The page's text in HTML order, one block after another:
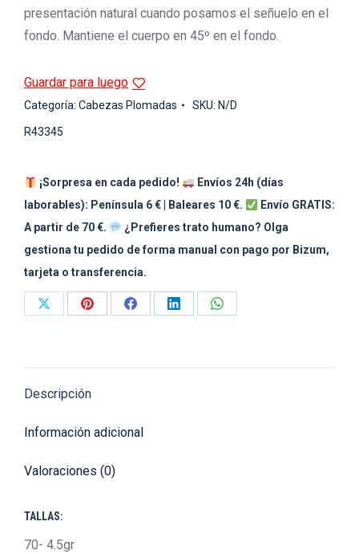
presentación natural cuando posamos el señuelo en el
fondo. Mantiene el cuerpo en 45º en el fondo.
Guardar para luego
Categoría: Cabezas Plomadas SKU: N/D
R43345
¡Sorpresa en cada pedido!
Envíos 24h (días
laborables): Península 6 € | Baleares 10 €.
Envío GRATIS:
A partir de 70 €.
¿Prefieres trato humano? Olga
gestiona tu pedido de forma manual con pago por Bizum,
tarjeta o transferencia.
Share
Share
Share
Share
Share
Descripción
Información adicional
Valoraciones (0)
TALLAS:
70- 4.5gr